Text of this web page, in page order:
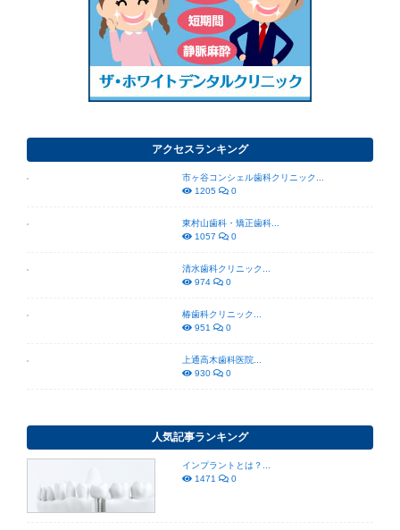
アクセスランキング
市ヶ谷コンシェル歯科クリニック...
1205
0
東村山歯科・矯正歯科...
1057
0
清水歯科クリニック...
974
0
椿歯科クリニック...
951
0
上通高木歯科医院...
930
0
人気記事ランキング
インプラントとは？...
1471
0